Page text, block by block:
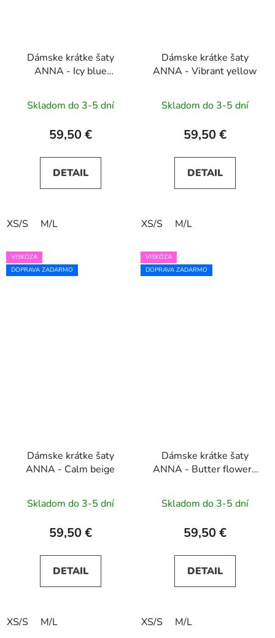
Dámske krátke šaty
ANNA - Icy blue
Skladom do 3-5 dní
59,50 €
DETAIL
XS/S M/L
Dámske krátke šaty
ANNA - Vibrant yellow
Skladom do 3-5 dní
59,50 €
DETAIL
XS/S M/L
VISKÓZA
DOPRAVA ZADARMO
Dámske krátke šaty
ANNA - Calm beige
Skladom do 3-5 dní
59,50 €
DETAIL
XS/S M/L
VISKÓZA
DOPRAVA ZADARMO
Dámske krátke šaty
ANNA - Butter flowers
Skladom do 3-5 dní
59,50 €
DETAIL
XS/S M/L